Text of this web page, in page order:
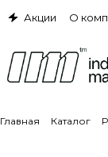
Акции О
Главная Каталог